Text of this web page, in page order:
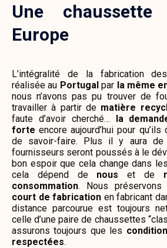
Une
Europe
L’intégralité de la fabrication
réalisée au Portugalpar la même
nous n’avons pas pu trouver de
travailler à partir de matière
faute d’avoir cherché… la
forte encore aujourd’hui pour
de savoir-faire. Plus il y aura de
fournisseurs seront poussés à le
bon espoir que cela change dans
cela dépend de nous et de
consommation. Nous préservons
court de fabrication en fabricant
distance parcourue est toujours
celle d’une paire de chaussettes
assurons toujours que les
respectées.